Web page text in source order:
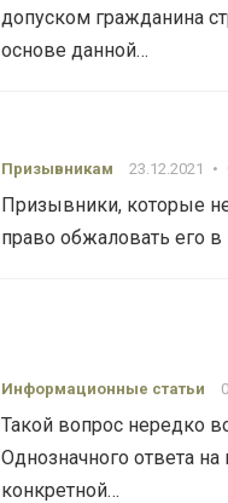
допуском гражданина
основе данной…
Призывникам 23.12.2021 •
Призывники, которые
право обжаловать его
Информационные статьи
Такой вопрос нередко
Однозначного ответа на
конкретной…